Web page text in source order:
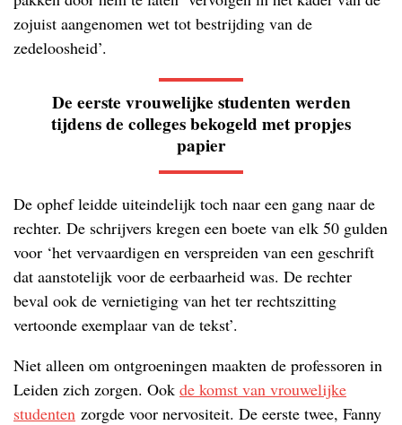
zojuist aangenomen wet tot bestrijding van de
zedeloosheid’.
De eerste vrouwelijke studenten werden
tijdens de colleges bekogeld met propjes
papier
De ophef leidde uiteindelijk toch naar een gang naar de
rechter. De schrijvers kregen een boete van elk 50 gulden
voor ‘het vervaardigen en verspreiden van een geschrift
dat aanstotelijk voor de eerbaarheid was. De rechter
beval ook de vernietiging van het ter rechtszitting
vertoonde exemplaar van de tekst’.
Niet alleen om ontgroeningen maakten de professoren in
Leiden zich zorgen. Ook de komst van vrouwelijke
studenten zorgde voor nervositeit. De eerste twee, Fanny